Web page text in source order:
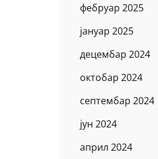
фебруар 2025
јануар 2025
децембар 2024
октобар 2024
септембар 2024
јун 2024
април 2024